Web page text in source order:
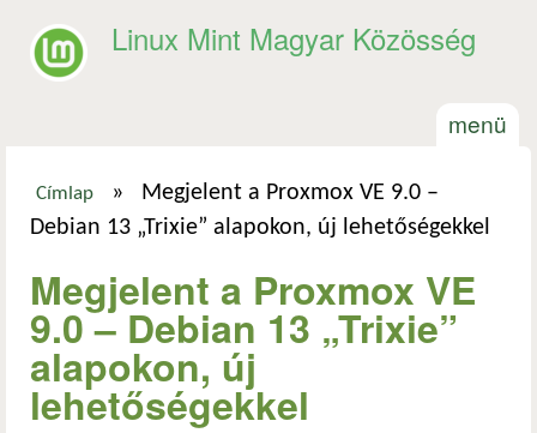
Linux Mint Magyar Közösség
menü
Jelenlegi hely
Címlap »
Megjelent a Proxmox VE 9.0 –
Debian 13 „Trixie” alapokon, új lehetőségekkel
Megjelent a Proxmox VE
9.0 – Debian 13 „Trixie”
alapokon, új
lehetőségekkel